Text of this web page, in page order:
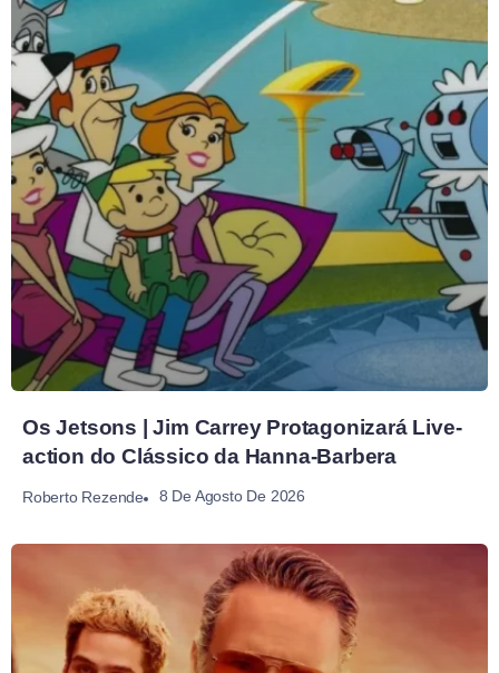
Os Jetsons | Jim Carrey Protagonizará Live-
action do Clássico da Hanna-Barbera
Roberto Rezende 8 De Agosto De 2026